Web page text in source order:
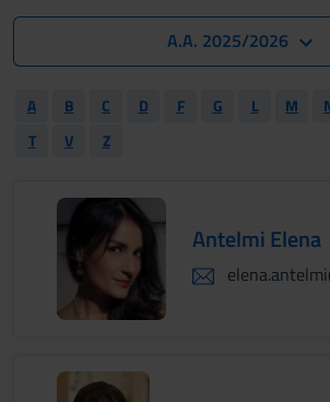
A.A. 2025/2026
A B C D F G L M
T
V Z
Antelmi Elena